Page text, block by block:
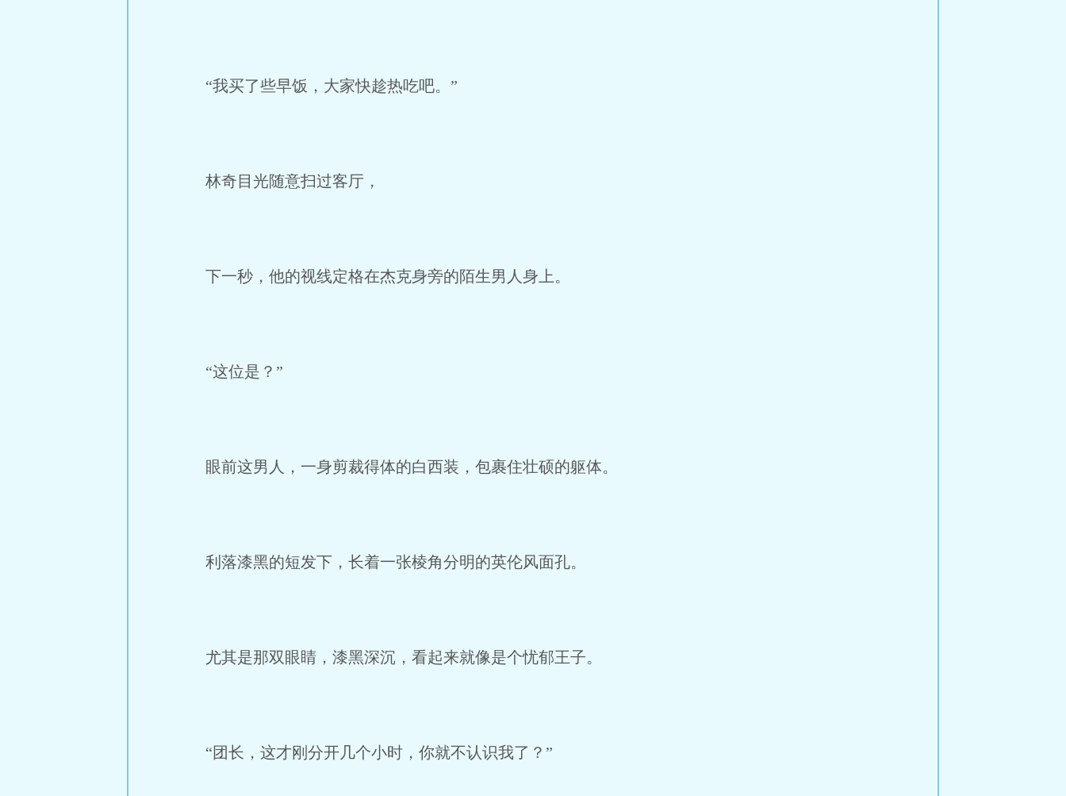
“我买了些早饭，大家快趁热吃吧。”
林奇目光随意扫过客厅，
下一秒，他的视线定格在杰克身旁的陌生男人身上。
“这位是？”
眼前这男人，一身剪裁得体的白西装，包裹住壮硕的躯体。
利落漆黑的短发下，长着一张棱角分明的英伦风面孔。
尤其是那双眼睛，漆黑深沉，看起来就像是个忧郁王子。
“团长，这才刚分开几个小时，你就不认识我了？”